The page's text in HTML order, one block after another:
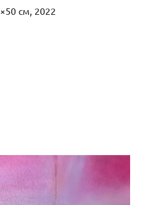
см, 2022